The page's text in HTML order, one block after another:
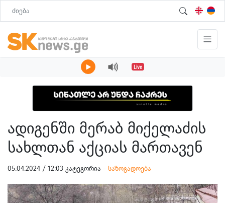
Live
ადიგენში მერაბ მიქელაძის
სახლთან აქციას მართავენ
05.04.2024 / 12:03 კატეგორია - საზოგადოება